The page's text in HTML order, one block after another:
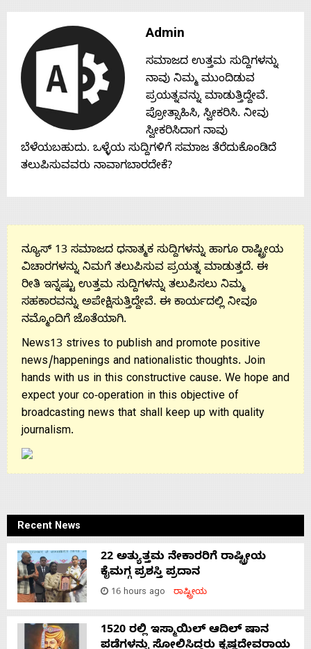
Contact
Us
Admin
ಸಮಾಜದ ಉತ್ತಮ ಸುದ್ದಿಗಳನ್ನು
ನಾವು ನಿಮ್ಮ ಮುಂದಿಡುವ
ಪ್ರಯತ್ನವನ್ನು ಮಾಡುತ್ತಿದ್ದೇವೆ.
ಪ್ರೋತ್ಸಾಹಿಸಿ, ಸ್ವೀಕರಿಸಿ. ನೀವು
ಸ್ವೀಕರಿಸಿದಾಗ ನಾವು
ಬೆಳೆಯಬಹುದು. ಒಳ್ಳೆಯ ಸುದ್ದಿಗಳಿಗೆ ಸಮಾಜ ತೆರೆದುಕೊಂಡಿದೆ
ತಲುಪಿಸುವವರು ನಾವಾಗಬಾರದೇಕೆ?
ನ್ಯೂಸ್ 13 ಸಮಾಜದ ಧನಾತ್ಮಕ ಸುದ್ದಿಗಳನ್ನು ಹಾಗೂ ರಾಷ್ಟ್ರೀಯ
ವಿಚಾರಗಳನ್ನು ನಿಮಗೆ ತಲುಪಿಸುವ ಪ್ರಯತ್ನ ಮಾಡುತ್ತದೆ. ಈ
ರೀತಿ ಇನ್ನಷ್ಟು ಉತ್ತಮ ಸುದ್ದಿಗಳನ್ನು ತಲುಪಿಸಲು ನಿಮ್ಮ
ಸಹಕಾರವನ್ನು ಅಪೇಕ್ಷಿಸುತ್ತಿದ್ದೇವೆ. ಈ ಕಾರ್ಯದಲ್ಲಿ ನೀವೂ
ನಮ್ಮೊಂದಿಗೆ ಜೊತೆಯಾಗಿ.
News13 strives to publish and promote positive
news/happenings and nationalistic thoughts. Join
hands with us in this constructive cause. We hope and
expect your co-operation in this objective of
broadcasting news that shall keep up with quality
journalism.
Recent News
22 ಅತ್ಯುತ್ತಮ ನೇಕಾರರಿಗೆ ರಾಷ್ಟ್ರೀಯ
ಕೈಮಗ್ಗ ಪ್ರಶಸ್ತಿ ಪ್ರದಾನ
16 hours ago ರಾಷ್ಟ್ರೀಯ
1520 ರಲ್ಲಿ ಇಸ್ಮಾಯಿಲ್ ಆದಿಲ್ ಷಾನ